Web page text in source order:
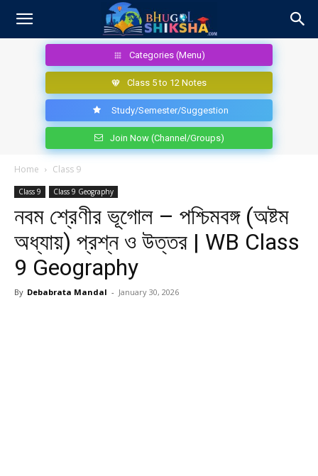
Categories (Menu)
Class 5 to 12 Notes
Study/Semester/Suggestion
Join Now (Channel/Groups)
Home Class 9
Class 9 Class 9 Geography
নবম শ্রেণীর ভূগোল – পশ্চিমবঙ্গ (অষ্টম
অধ্যায়) প্রশ্ন ও উত্তর | WB Class
9 Geography
By Debabrata Mandal - January 30, 2026